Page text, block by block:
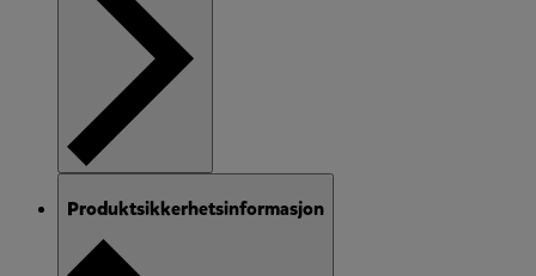
Produktsikkerhetsinformasjon